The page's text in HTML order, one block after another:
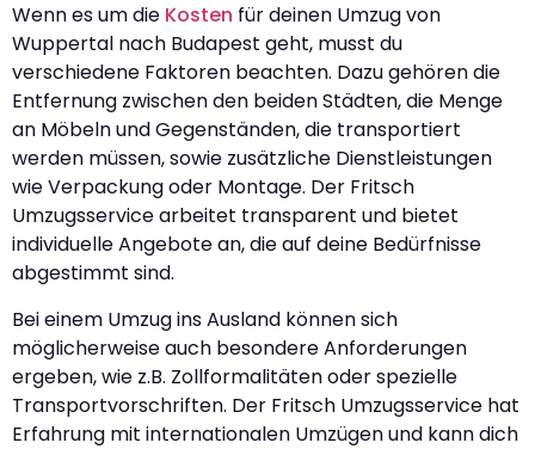
Wenn es um die Kosten für deinen Umzug von
Wuppertal nach Budapest geht, musst du
verschiedene Faktoren beachten. Dazu gehören die
Entfernung zwischen den beiden Städten, die Menge
an Möbeln und Gegenständen, die transportiert
werden müssen, sowie zusätzliche Dienstleistungen
wie Verpackung oder Montage. Der Fritsch
Umzugsservice arbeitet transparent und bietet
individuelle Angebote an, die auf deine Bedürfnisse
abgestimmt sind.
Bei einem Umzug ins Ausland können sich
möglicherweise auch besondere Anforderungen
ergeben, wie z.B. Zollformalitäten oder spezielle
Transportvorschriften. Der Fritsch Umzugsservice hat
Erfahrung mit internationalen Umzügen und kann dich